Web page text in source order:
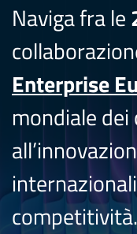
Naviga fra le
Enterprise
mondiale
competitività.